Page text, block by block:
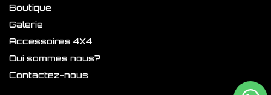
Boutique
Galerie
Accessoires 4X4
Qui sommes nous?
Contactez-nous